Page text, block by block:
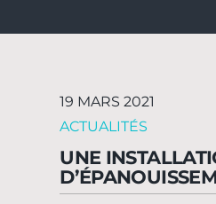
19 MARS 2021
ACTUALITÉS
UNE